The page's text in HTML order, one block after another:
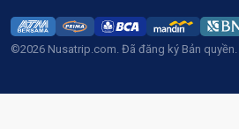
©2026 Nusatrip.com. Đã đăng ký Bản quyền.